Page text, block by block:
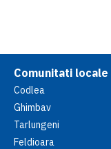
Comunitati locale
Codlea
Ghimbav
Tarlungeni
Feldioara